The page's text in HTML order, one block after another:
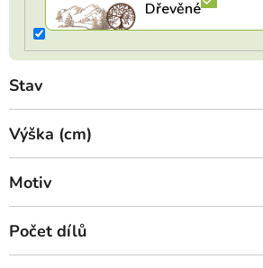
Stav
Výška (cm)
Motiv
Počet dílů